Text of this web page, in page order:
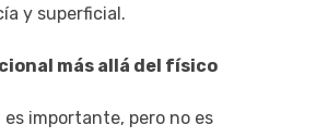
y superficial.
más allá del físico
importante, pero no es